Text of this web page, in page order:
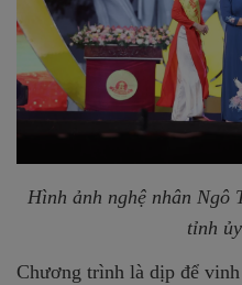
Hình ảnh nghệ nhân
tỉnh
Chương trình là dịp để